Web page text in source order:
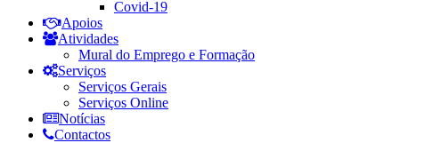
Covid-19
Apoios
Atividades
Mural do Emprego e Formação
Serviços
Serviços Gerais
Serviços Online
Notícias
Contactos